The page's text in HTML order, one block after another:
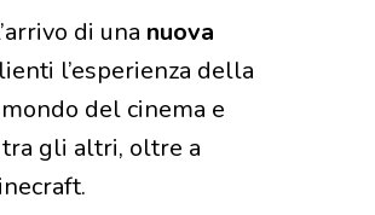
di una nuova
l’esperienza della
del cinema e
gli altri, oltre a